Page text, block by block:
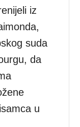
iz
suda
da
u